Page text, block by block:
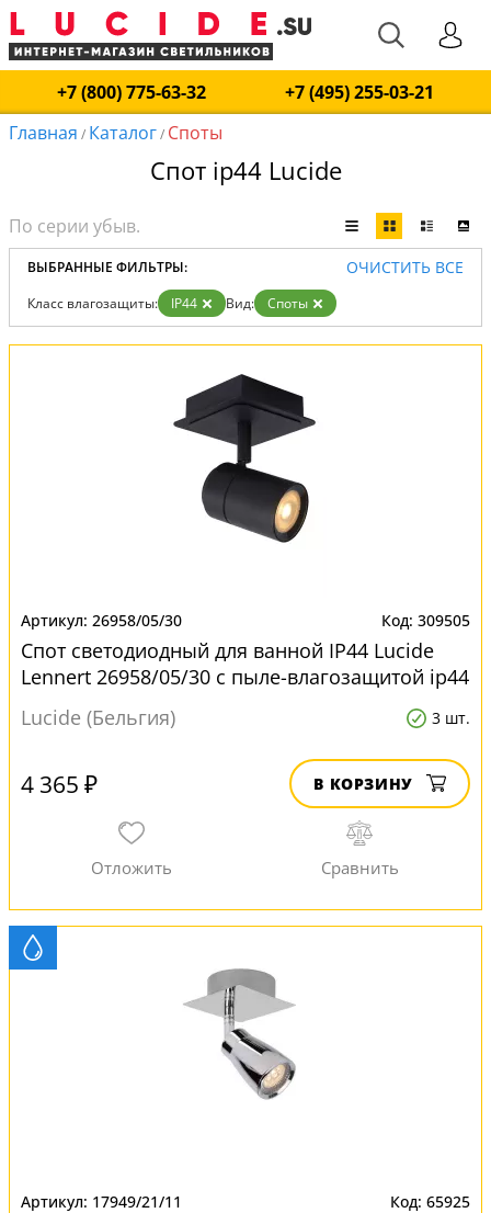
+7 (800) 775-63-32
+7 (495) 255-03-21
Главная / Каталог/ Споты
Спот ip44 Lucide
ВЫБРАННЫЕ ФИЛЬТРЫ: ОЧИСТИТЬ ВСЕ
Класс влагозащиты: IP44 Вид: Споты
26958/05/30 309505
Спот светодиодный для ванной IP44 Lucide
Lennert 26958/05/30 с пыле-влагозащитой ip44
Lucide (Бельгия)
3 шт.
4 365 ₽ В КОРЗИНУ
17949/21/11 65925